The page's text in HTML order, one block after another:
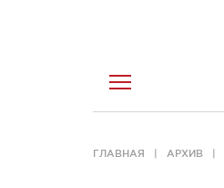
ГЛАВНАЯ АРХИВ